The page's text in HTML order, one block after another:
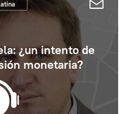
¿un intento de
monetaria?